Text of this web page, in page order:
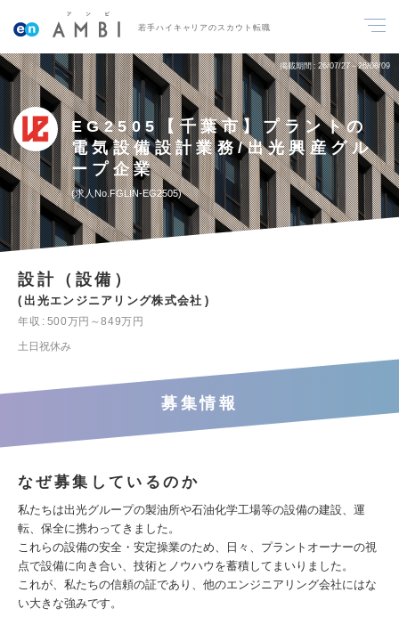
若手ハイキャリアのスカウト転職
掲載期間 26/07/27～26/08/09
EG2505【千葉市】プラントの
電気設備設計業務/出光興産グル
ープ企業
求人No.FGLIN-EG2505
設計（設備）
出光エンジニアリング株式会社
年収
500万円～849万円
土日祝休み
募集情報
なぜ募集しているのか
私たちは出光グループの製油所や石油化学工場等の設備の建設、運
転、保全に携わってきました。
これらの設備の安全・安定操業のため、日々、プラントオーナーの視
点で設備に向き合い、技術とノウハウを蓄積してまいりました。
これが、私たちの信頼の証であり、他のエンジニアリング会社にはな
い大きな強みです。